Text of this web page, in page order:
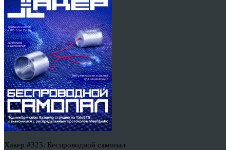
Хакер #323. Беспроводной самопал